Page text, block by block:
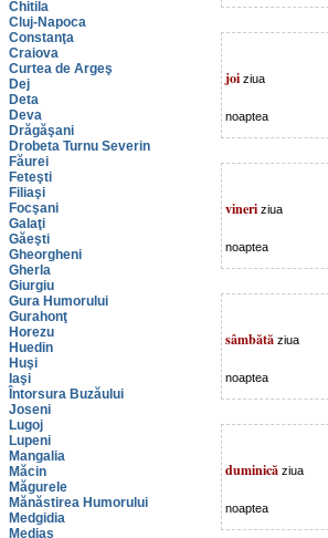
Chitila
Cluj-Napoca
Constanţa
Craiova
Curtea de Argeş
Dej
Deta
Deva
Drăgăşani
Drobeta Turnu Severin
Făurei
Feteşti
Filiaşi
Focşani
Galaţi
Găeşti
Gheorgheni
Gherla
Giurgiu
Gura Humorului
Gurahonţ
Horezu
Huedin
Huşi
Iaşi
Întorsura Buzăului
Joseni
Lugoj
Lupeni
Mangalia
Măcin
Măgurele
Mănăstirea Humorului
Medgidia
Mediaş
joi ziua
noaptea
vineri ziua
noaptea
sâmbătă ziua
noaptea
duminică ziua
noaptea